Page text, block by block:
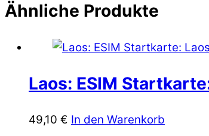
Ähnliche Produkte
Laos: ESIM
49,10 € In den Warenkorb